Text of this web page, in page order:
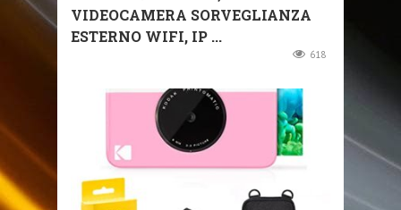
VIDEOCAMERA SORVEGLIANZA
ESTERNO WIFI, IP ...
618